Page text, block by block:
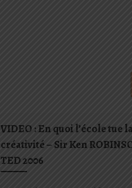
VIDEO : En quoi l’école tue la
créativité – Sir Ken
TED 2006